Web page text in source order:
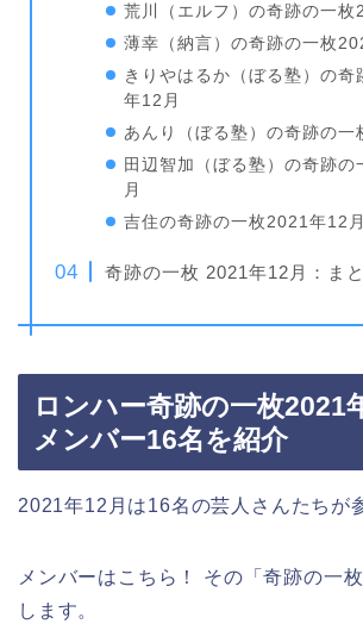
荒川（エルフ）の奇跡の一枚
薄幸（納言）の奇跡の一枚
きりやはるか（ぼる塾）の奇
年12月
あんり（ぼる塾）の奇跡の一
田辺智加（ぼる塾）の奇跡
月
吉住の奇跡の一枚2021年12月
奇跡の一枚 2021年12月：ま
ロンハー奇跡の一枚2021
メンバー16名を紹介
2021年12月は16名の芸人さんたちが
メンバーはこちら！ その「奇跡の一
します。